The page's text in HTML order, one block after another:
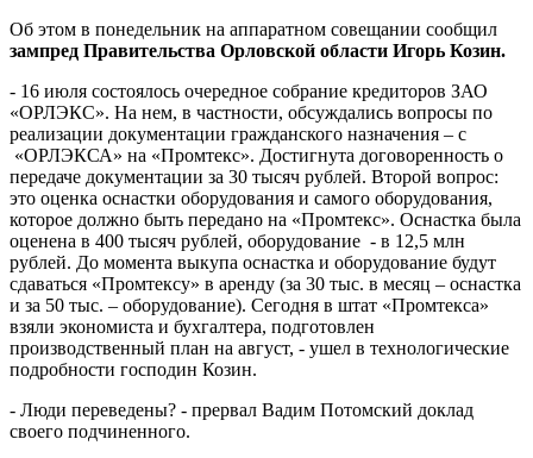
Об этом в понедельник на аппаратном совещании сообщил
зампред Правительства Орловской области Игорь Козин.
- 16 июля состоялось очередное собрание кредиторов ЗАО
«ОРЛЭКС». На нем, в частности, обсуждались вопросы по
реализации документации гражданского назначения – с
«ОРЛЭКСА» на «Промтекс». Достигнута договоренность о
передаче документации за 30 тысяч рублей. Второй вопрос:
это оценка оснастки оборудования и самого оборудования,
которое должно быть передано на «Промтекс». Оснастка была
оценена в 400 тысяч рублей, оборудование - в 12,5 млн
рублей. До момента выкупа оснастка и оборудование будут
сдаваться «Промтексу» в аренду (за 30 тыс. в месяц – оснастка
и за 50 тыс. – оборудование). Сегодня в штат «Промтекса»
взяли экономиста и бухгалтера, подготовлен
производственный план на август, - ушел в технологические
подробности господин Козин.
- Люди переведены? - прервал Вадим Потомский доклад
своего подчиненного.